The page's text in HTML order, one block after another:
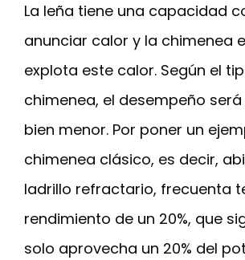
La leña tiene una capacidad
anunciar calor y la chimenea
explota este calor. Según el
chimenea, el desempeño
bien menor. Por poner un
chimenea clásico, es decir,
ladrillo refractario, frecuenta
rendimiento de un 20%, que
solo aprovecha un 20% del